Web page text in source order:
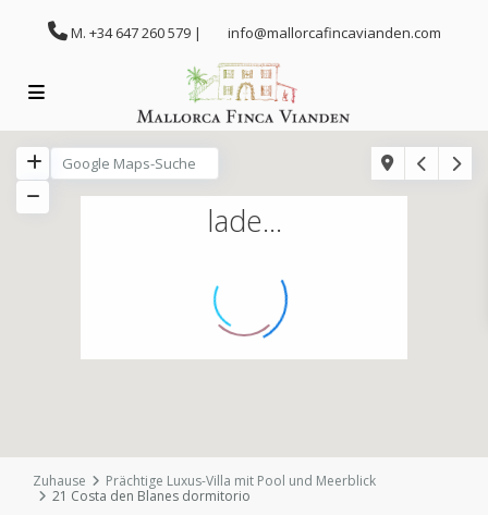
M. +34 647 260 579 | info@mallorcafincavianden.com
lade...
Zuhause
Prächtige Luxus-Villa mit Pool und Meerblick
21 Costa den Blanes dormitorio